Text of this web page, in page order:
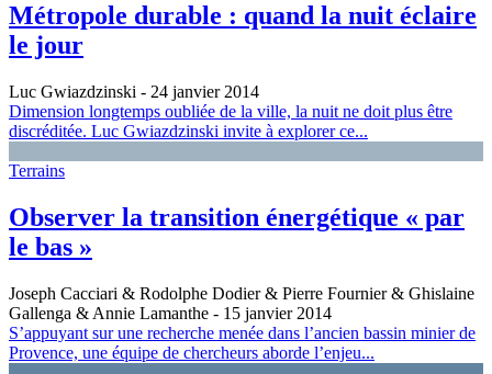
Métropole durable : quand la nuit éclaire
le jour
Luc Gwiazdzinski - 24 janvier 2014
Dimension longtemps oubliée de la ville, la nuit ne doit plus être
discréditée. Luc Gwiazdzinski invite à explorer ce...
Terrains
Observer la transition énergétique « par
le bas »
Joseph Cacciari & Rodolphe Dodier & Pierre Fournier & Ghislaine
Gallenga & Annie Lamanthe - 15 janvier 2014
S’appuyant sur une recherche menée dans l’ancien bassin minier de
Provence, une équipe de chercheurs aborde l’enjeu...